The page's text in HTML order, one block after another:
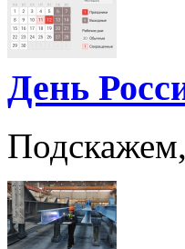
День